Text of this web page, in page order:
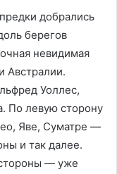
добрались
берегов
невидимая
Австралии.
Уоллес,
По левую сторону
Яве, Суматре —
и так далее.
— уже